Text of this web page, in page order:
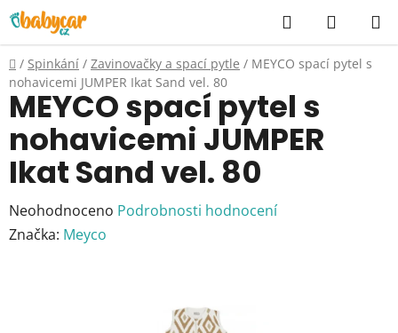
Přejít
na
obsah
Hledat
KOŠÍK
Domů
/ Spinkání / Zavinovačky a spací pytle / MEYCO spací pytel s
nohavicemi JUMPER Ikat Sand vel. 80
MEYCO spací pytel s
nohavicemi JUMPER
Ikat Sand vel. 80
Průměrné
hodnocení
Neohodnoceno Podrobnosti hodnocení
Značka: Meyco